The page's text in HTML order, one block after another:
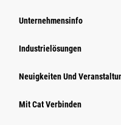
Unternehmensinfo
Industrielösungen
Neuigkeiten Und
Mit Cat Verbinden